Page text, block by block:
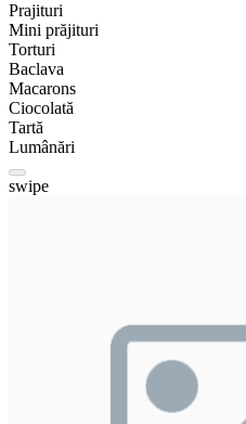
Prajituri
Mini prăjituri
Torturi
Baclava
Macarons
Ciocolată
Tartă
Lumânări
swipe